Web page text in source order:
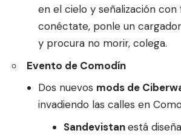
en el cielo y señalización con
conéctate, ponle un
y procura no morir, colega.
Evento de Comodín
Dos nuevos mods de
invadiendo las calles en
Sandevistanestá